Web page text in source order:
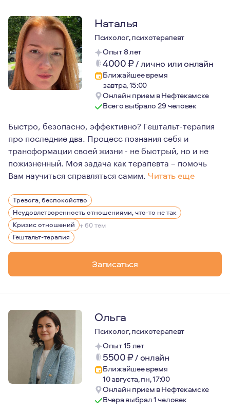
Наталья
Психолог, психотерапевт
Опыт 8 лет
4000₽/лично или онлайн
Ближайшее время
завтра, 15:00
Онлайн прием в Нефтекамске
Всего выбрало 29 человек
Быстро, безопасно, эффективно? Гештальт-терапия
про последние два. Процесс познания себя и
трансформации своей жизни - не быстрый, но и не
пожизненный. Моя задача как терапевта – помочь
Вам научиться справляться самим. Читать еще
Я сертифицированный аккредитованный гештальт-
Гештальт для меня не только инструмент, но и
Как терапевт я очень теплая и поддерживающая.
Я не тороплю к изменениям, если Вы не готовы, не
Приглашаю в долгосрочную терапию всех, кто созрел
Тревога, беспокойство
Неудовлетворенность отношениями, что-то не так
Кризис отношений + 60 тем
Гештальт-терапия
Записаться
Ольга
Психолог, психотерапевт
Опыт 15 лет
5500₽/ онлайн
Ближайшее время
10 августа, пн, 17:00
Онлайн прием в Нефтекамске
Вчера выбрал 1 человек